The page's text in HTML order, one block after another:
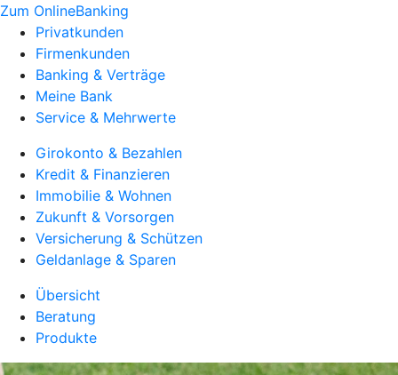
Zum OnlineBanking
Privatkunden
Firmenkunden
Banking & Verträge
Meine Bank
Service & Mehrwerte
Girokonto & Bezahlen
Kredit & Finanzieren
Immobilie & Wohnen
Zukunft & Vorsorgen
Versicherung & Schützen
Geldanlage & Sparen
Übersicht
Beratung
Produkte